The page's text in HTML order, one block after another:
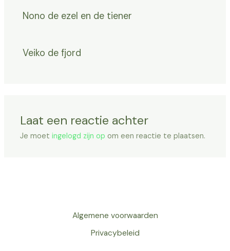
Nono de ezel en de tiener
Veiko de fjord
Laat een reactie achter
Je moetingelogd zijn op om een reactie te plaatsen.
Algemene voorwaarden
Privacybeleid